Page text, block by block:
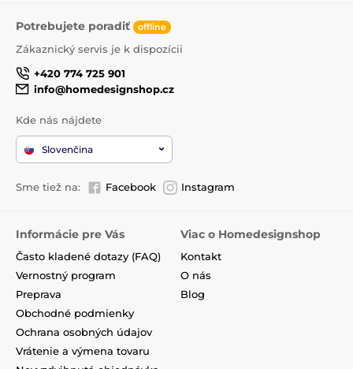
Potrebujete poradiť offline
Zákaznický servis je k dispozícii
+420 774 725 901
info@homedesignshop.cz
Kde nás nájdete
Slovenčina
Sme tiež na: Facebook Instagram
Informácie pre Vás
Často kladené dotazy (FAQ)
Vernostný program
Preprava
Obchodné podmienky
Ochrana osobných údajov
Vrátenie a výmena tovaru
Viac o Homedesignshop
Kontakt
O nás
Blog